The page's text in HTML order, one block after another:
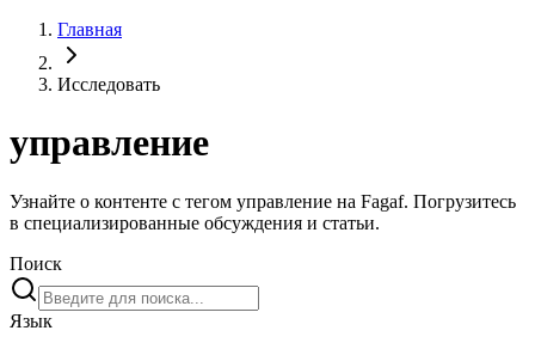
Главная
Исследовать
управление
Узнайте о контенте с тегом управление на Fagaf. Погрузитесь
в специализированные обсуждения и статьи.
Поиск
Язык